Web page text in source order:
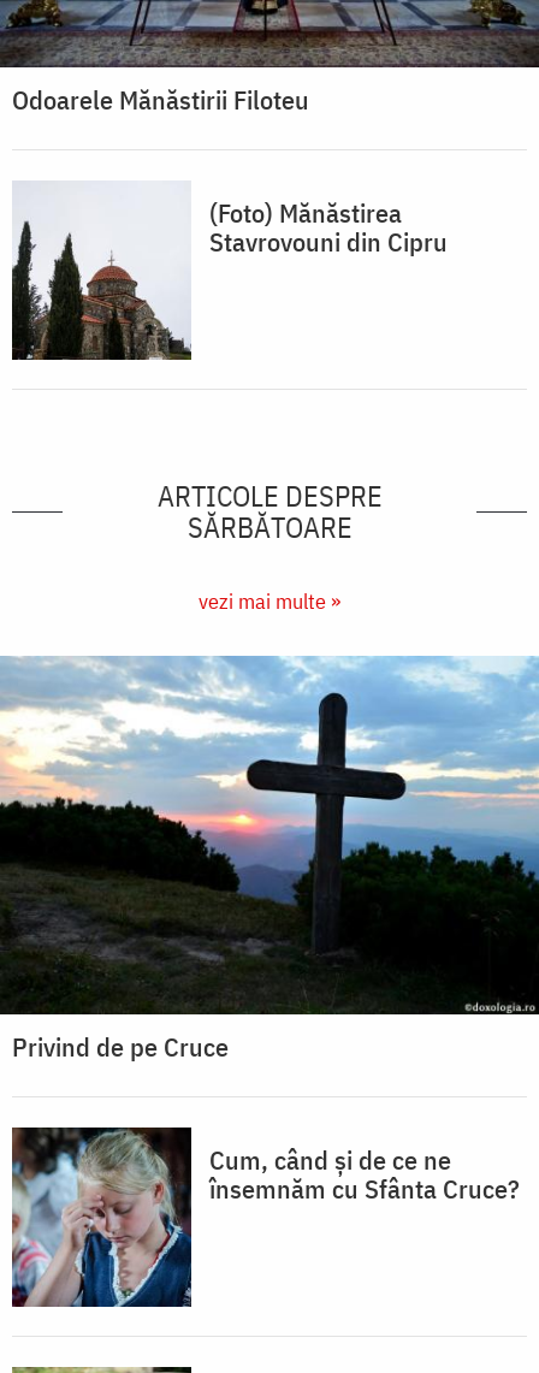
Odoarele Mănăstirii Filoteu
(Foto) Mănăstirea
Stavrovouni din Cipru
ARTICOLE DESPRE
SĂRBĂTOARE
vezi mai multe »
Privind de pe Cruce
Cum, când și de ce ne
însemnăm cu Sfânta Cruce?